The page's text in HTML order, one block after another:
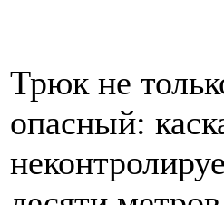
Трюк не
опасный: